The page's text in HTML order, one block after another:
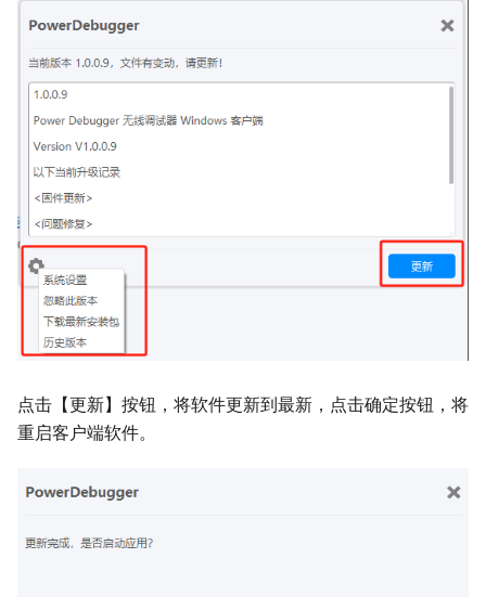
点击【更新】按钮，将软件更新到最新，点击确定按钮，将
重启客户端软件。